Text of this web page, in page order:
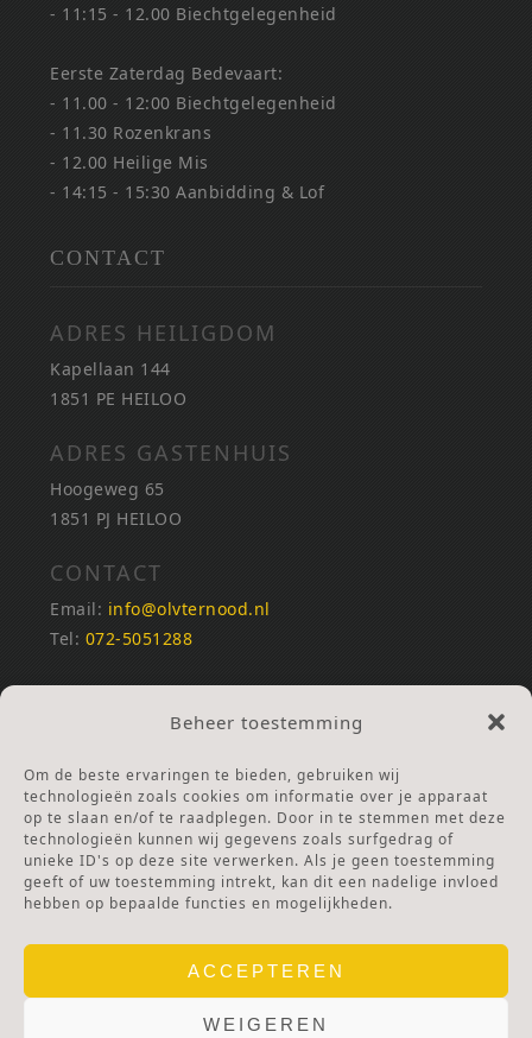
Beheer toestemming
Om de beste ervaringen te bieden, gebruiken wij
technologieën zoals cookies om informatie over je apparaat
op te slaan en/of te raadplegen. Door in te stemmen met deze
technologieën kunnen wij gegevens zoals surfgedrag of
unieke ID's op deze site verwerken. Als je geen toestemming
geeft of uw toestemming intrekt, kan dit een nadelige invloed
hebben op bepaalde functies en mogelijkheden.
ACCEPTEREN
WEIGEREN
- 11:15 - 12.00 Biechtgelegenheid
Eerste Zaterdag Bedevaart:
- 11.00 - 12:00 Biechtgelegenheid
- 11.30 Rozenkrans
- 12.00 Heilige Mis
- 14:15 - 15:30 Aanbidding & Lof
CONTACT
ADRES HEILIGDOM
Kapellaan 144
1851 PE HEILOO
ADRES GASTENHUIS
Hoogeweg 65
1851 PJ HEILOO
CONTACT
Email: info@olvternood.nl
Tel: 072-5051288
REKENINGNUMMERS
NL25INGB0000672168
Ga naar Doneren
ANBI Stichting
RSIN nummer:002832987